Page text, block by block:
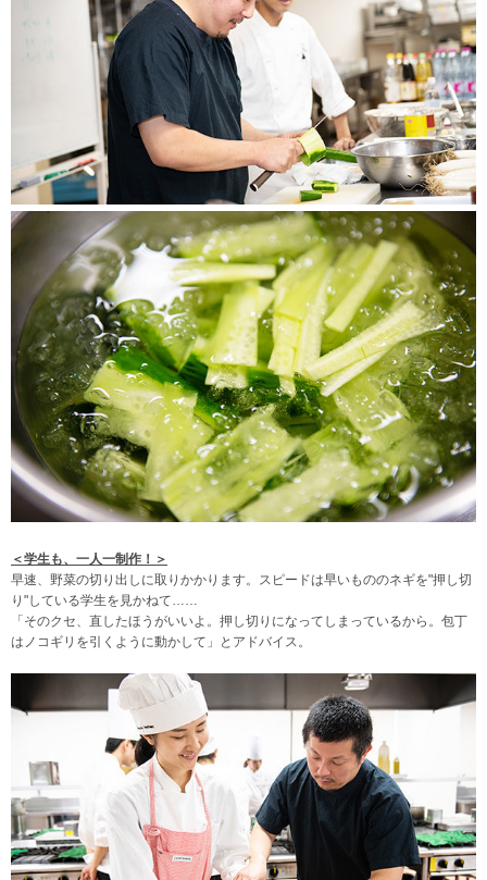
＜学生も、一人一制作！＞
早速、野菜の切り出しに取りかかります。スピードは早いもののネギを"押し切
り"している学生を見かねて……
「そのクセ、直したほうがいいよ。押し切りになってしまっているから。包丁
はノコギリを引くように動かして」とアドバイス。